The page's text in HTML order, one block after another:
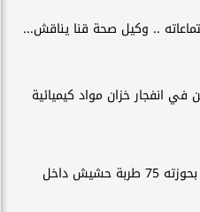
.. وكيل صحة قنا يناقش...
في انفجار خزان مواد كيميائية
ضبط عاطل بحوزته 75 طربة حشيش داخل